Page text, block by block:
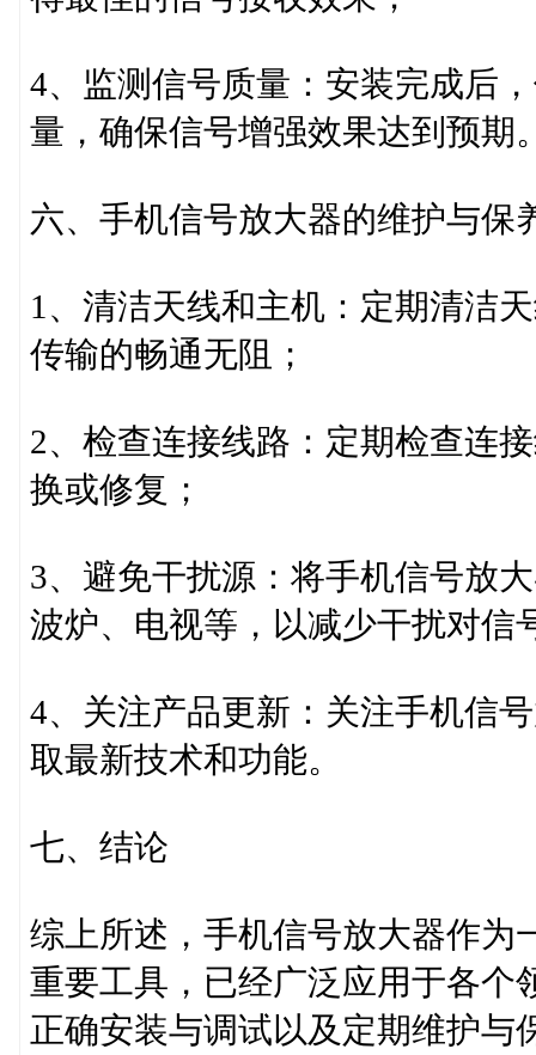
4、监测信号质量：安装完成后
量，确保信号增强效果达到预期
六、手机信号放大器的维护与保
1、清洁天线和主机：定期清洁
传输的畅通无阻；
2、检查连接线路：定期检查连
换或修复；
3、避免干扰源：将手机信号放
波炉、电视等，以减少干扰对信
4、关注产品更新：关注手机信
取最新技术和功能。
七、结论
综上所述，手机信号放大器作为
重要工具，已经广泛应用于各个
正确安装与调试以及定期维护与